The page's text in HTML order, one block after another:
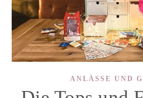
ANLÄSSE UND